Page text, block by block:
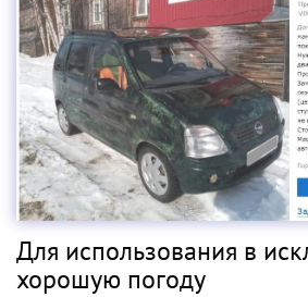
Для использования в
хорошую погоду